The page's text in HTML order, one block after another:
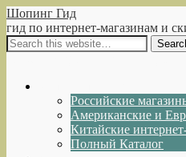
Шопинг Гид
гид по интернет-магазинам и
Российские
Американские и
Китайские
Полный Каталог